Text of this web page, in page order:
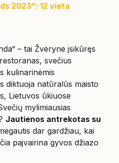
2023“: 12 vieta
– tai Žvėryne įsikūręs
svečius
kulinarinėmis
diktuoja natūralūs maisto
Lietuvos ūkiuose
mylimiausias
Jautienos antrekotas su
dar gardžiau, kai
paįvairina gyvos džiazo